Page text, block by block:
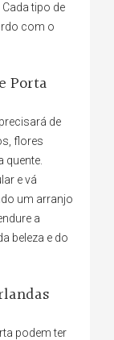
tipo de
com o
Porta
de
flores
quente.
e vá
um arranjo
a
beleza e do
podem ter